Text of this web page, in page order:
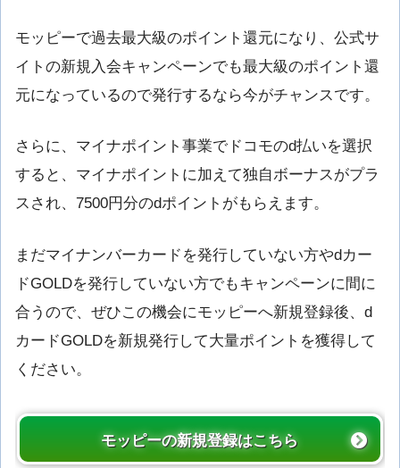
モッピーで過去最大級のポイント還元になり、公式サ
イトの新規入会キャンペーンでも最大級のポイント還
元になっているので発行するなら今がチャンスです。
さらに、マイナポイント事業でドコモのd払いを選択
すると、マイナポイントに加えて独自ボーナスがプラ
スされ、7500円分のdポイントがもらえます。
まだマイナンバーカードを発行していない方やdカー
ドGOLDを発行していない方でもキャンペーンに間に
合うので、ぜひこの機会にモッピーへ新規登録後、d
カードGOLDを新規発行して大量ポイントを獲得して
ください。
モッピーの新規登録はこちら